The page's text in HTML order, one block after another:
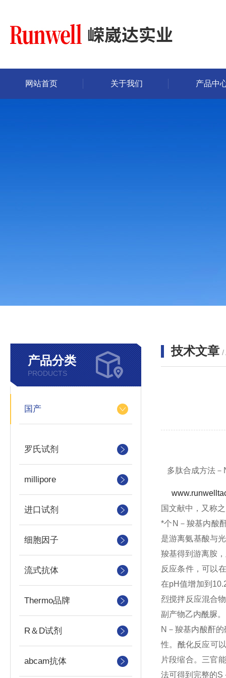
网站首页 关于我们 产品中
产品分类
PRODUCTS
国产
罗氏试剂
millipore
进口试剂
细胞因子
流式抗体
Thermo品牌
R＆D试剂
abcam抗体
技术文章 /
多肽合成方法－
国文献中，又称
*个N－羧基内酸
是游离氨基酸与
羧基得到游离胺
反应条件，可以
在pH值增加到
烈搅拌反应混合
副产物乙内酰脲。
N－羧基内酸酐
性。酰化反应可
片段缩合。三官
法可得到完整的S